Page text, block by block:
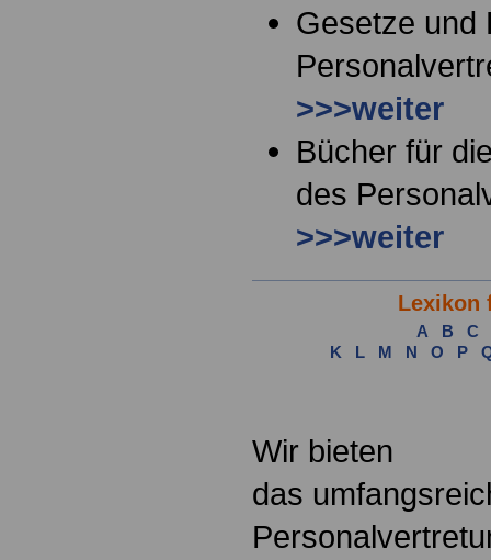
Gesetze und
>>>weiter
Bücher für
des
>>>weiter
Lexikon
A B
C
K
L M N O P
Wir bieten
das